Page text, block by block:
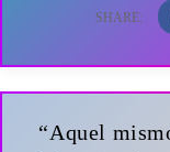
“Aquel